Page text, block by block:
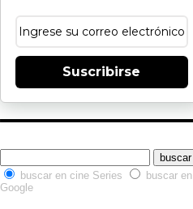
Suscribirse
buscar en cine Series
buscar en
Google